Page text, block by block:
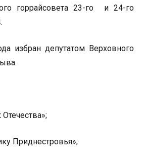
горрайсовета 23-го и 24-го
избран депутатом Верховного
Приднестровья»;